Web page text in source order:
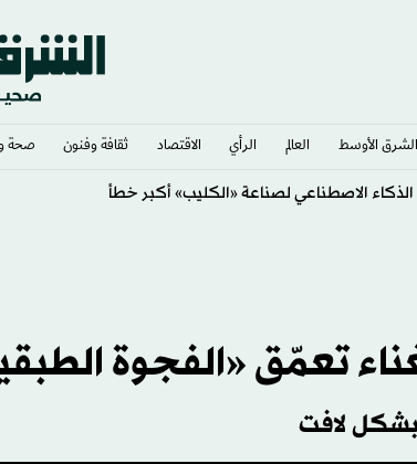
الشرق الأوسط​ العالم الرأي الاقتصاد ثقافة وفنون صحة
الاصطناعي لصناعة «الكليب» أكبر خطأ
تعمّق «الفجوة
بشكل لافت